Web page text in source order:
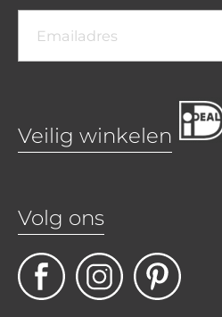
Veilig winkelen
Volg ons